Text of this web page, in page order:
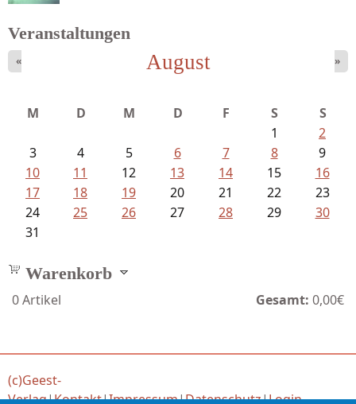
Veranstaltungen
August
« »
M D M D F S
S
1
2
3
4 5 6 7 8
9
10
11 12 13 14 15
16
17
18 19 20 21 22
23
24
25 26 27 28 29
30
31
Warenkorb
0Artikel Gesamt: 0,00€
(c)Geest-
Verlag|Kontakt|Impressum|Datenschutz|Login